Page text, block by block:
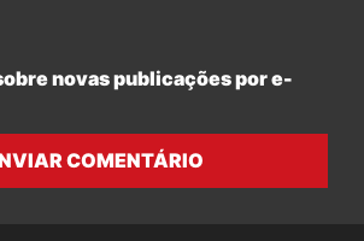
novas publicações por e-
COMENTÁRIO